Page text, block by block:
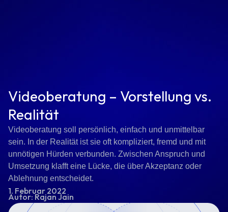
Videoberatung – Vorstellung vs.
Realität
Videoberatung soll persönlich, einfach und unmittelbar
sein. In der Realität ist sie oft kompliziert, fremd und mit
unnötigen Hürden verbunden. Zwischen Anspruch und
Umsetzung klafft eine Lücke, die über Akzeptanz oder
Ablehnung entscheidet.
1. Februar 2022
Autor: Rajan Jain